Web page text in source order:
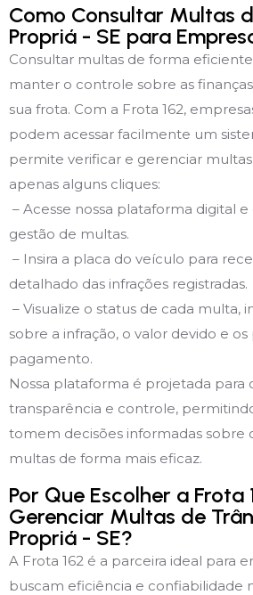
Como Consultar Multas
Propriá - SE para
Consultar multas de forma
manter o controle sobre as
sua frota. Com a Frota 162,
podem acessar facilmente um
permite verificar e gerenciar
apenas alguns cliques:
– Acesse nossa plataforma digital
gestão de multas.
– Insira a placa do veículo para
detalhado das infrações registradas.
– Visualize o status de cada multa,
sobre a infração, o valor devido e os
pagamento.
Nossa plataforma é projetada para
transparência e controle,
tomem decisões informadas sobre
multas de forma mais eficaz.
Por Que Escolher a Frota
Gerenciar Multas de
Propriá - SE?
A Frota 162 é a parceira ideal para
buscam eficiência e confiabilidade